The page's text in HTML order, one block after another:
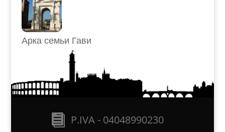
Арка семьи Гави
P.IVA - 04048990230